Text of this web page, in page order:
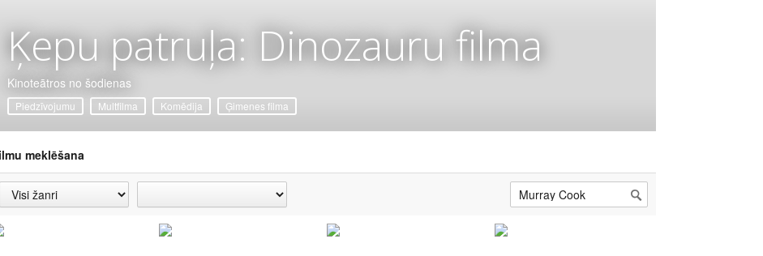
Ķepu patruļa: Dinozauru filma
Kinoteātros no šodienas
Piedzīvojumu Multfilma Komēdija Ģimenes filma
meklēšana